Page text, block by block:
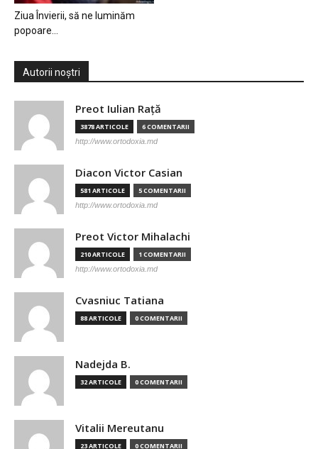
Ziua Învierii, să ne luminăm
popoare…
Autorii noștri
Preot Iulian Raţă
3878 ARTICOLE 6 COMENTARII
http://www.ortodoxia.md
Diacon Victor Casian
581 ARTICOLE 5 COMENTARII
http://www.ortodoxia.md
Preot Victor Mihalachi
210 ARTICOLE 1 COMENTARII
http://www.ortodoxia.md
Cvasniuc Tatiana
88 ARTICOLE 0 COMENTARII
Nadejda B.
32 ARTICOLE 0 COMENTARII
Vitalii Mereutanu
23 ARTICOLE 0 COMENTARII